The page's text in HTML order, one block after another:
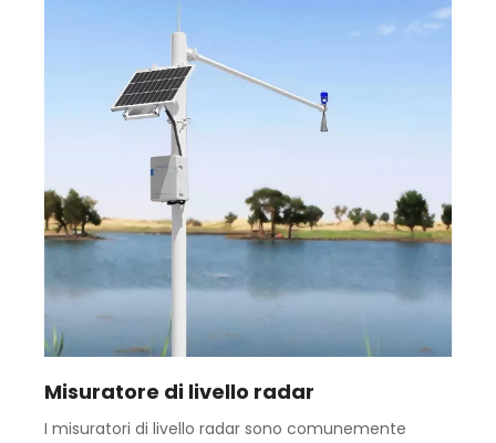
Misuratore di livello radar
I misuratori di livello radar sono comunemente